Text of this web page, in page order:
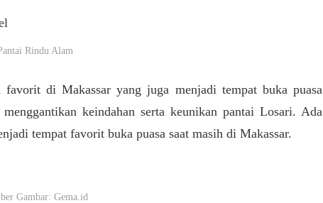
Rindu Alam
di Makassar yang juga menjadi tempat buka puasa
keindahan serta keunikan pantai Losari. Ada
tempat favorit buka puasa saat masih di Makassar.
Gambar: Gema.id